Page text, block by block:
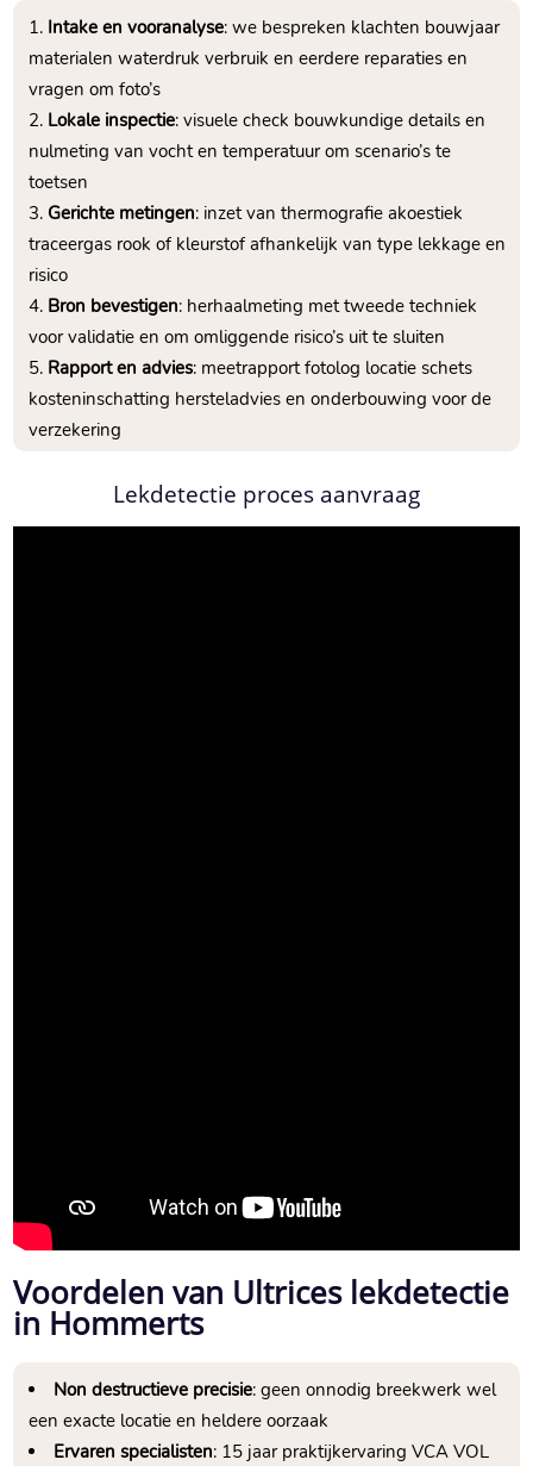
Intake en vooranalyse: we bespreken klachten bouwjaar
materialen waterdruk verbruik en eerdere reparaties en
vragen om foto’s
Lokale inspectie: visuele check bouwkundige details en
nulmeting van vocht en temperatuur om scenario’s te
toetsen
Gerichte metingen: inzet van thermografie akoestiek
traceergas rook of kleurstof afhankelijk van type lekkage en
risico
Bron bevestigen: herhaalmeting met tweede techniek
voor validatie en om omliggende risico’s uit te sluiten
Rapport en advies: meetrapport fotolog locatie schets
kosteninschatting hersteladvies en onderbouwing voor de
verzekering
Lekdetectie proces aanvraag
Voordelen van Ultrices lekdetectie
in Hommerts
Non destructieve precisie: geen onnodig breekwerk wel
een exacte locatie en heldere oorzaak
Ervaren specialisten: 15 jaar praktijkervaring VCA VOL